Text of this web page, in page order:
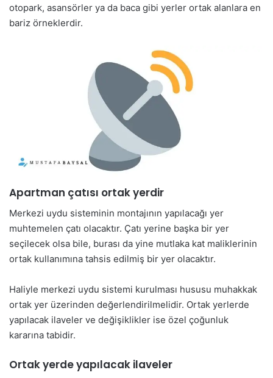
otopark, asansörler ya da baca gibi yerler ortak alanlara en
bariz örneklerdir.
Apartman çatısı ortak yerdir
Merkezi uydu sisteminin montajının yapılacağı yer
muhtemelen çatı olacaktır. Çatı yerine başka bir yer
seçilecek olsa bile, burası da yine mutlaka kat maliklerinin
ortak kullanımına tahsis edilmiş bir yer olacaktır.
Haliyle merkezi uydu sistemi kurulması hususu muhakkak
ortak yer üzerinden değerlendirilmelidir. Ortak yerlerde
yapılacak ilaveler ve değişiklikler ise özel çoğunluk
kararına tabidir.
Ortak yerde yapılacak ilaveler